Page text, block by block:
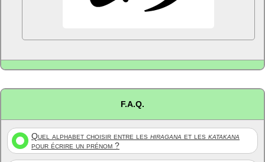
F.A.Q.
Quel alphabet choisir entre les hiragana et les katakana
pour écrire un prénom ?